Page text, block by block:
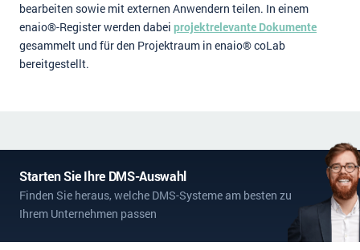
bearbeiten sowie mit externen Anwendern teilen. In einem
enaio®-Register werden dabei projektrelevante Dokumente
gesammelt und für den Projektraum in enaio® coLab
bereitgestellt.
Starten Sie Ihre DMS-Auswahl
Finden Sie heraus, welche DMS-Systeme am besten zu
Ihrem Unternehmen passen